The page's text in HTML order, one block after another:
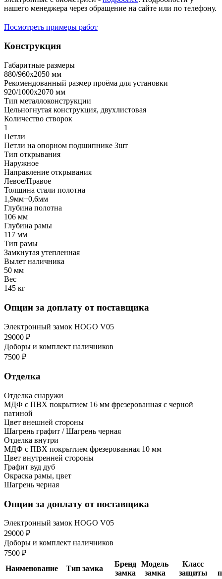
нашего менеджера через обращение на сайте или по телефону.
Посмотреть примеры работ
Конструкция
Габаритные размеры
880/960х2050 мм
Рекомендованный размер проёма для установки
920/1000х2070 мм
Тип металлоконструкции
Цельногнутая конструкция, двухлистовая
Количество створок
1
Петли
Петли на опорном подшипнике 3шт
Тип открывания
Наружное
Направление открывания
Левое/Правое
Толщина стали полотна
1,9мм+0,6мм
Глубина полотна
106 мм
Глубина рамы
117 мм
Тип рамы
Замкнутая утепленная
Вылет наличника
50 мм
Вес
145 кг
Опции за доплату от поставщика
Электронный замок HOGO V05
29000 ₽
Доборы и комплект наличников
7500 ₽
Отделка
Отделка снаружи
МДФ с ПВХ покрытием 16 мм фрезерованная с черной
патиной
Цвет внешней стороны
Шагрень графит / Шагрень черная
Отделка внутри
МДФ с ПВХ покрытием фрезерованная 10 мм
Цвет внутренней стороны
Графит вуд дуб
Окраска рамы, цвет
Шагрень черная
Опции за доплату от поставщика
Электронный замок HOGO V05
29000 ₽
Доборы и комплект наличников
7500 ₽
Наименование
Тип замка
Бренд
замка
Модель
замка
Класс
защиты